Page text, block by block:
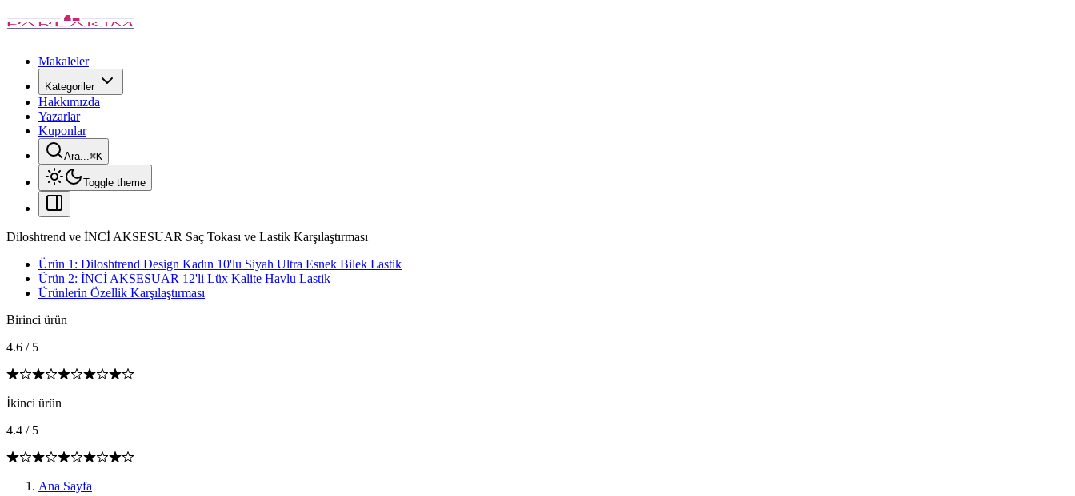
Makaleler
Kategoriler
Hakkımızda
Yazarlar
Kuponlar
Ara...⌘K
Toggle theme
Diloshtrend ve İNCİ AKSESUAR Saç Tokası ve Lastik Karşılaştırması
Ürün 1: Diloshtrend Design Kadın 10'lu Siyah Ultra Esnek Bilek Lastik
Ürün 2: İNCİ AKSESUAR 12'li Lüx Kalite Havlu Lastik
Ürünlerin Özellik Karşılaştırması
Birinci ürün
4.6 / 5
İkinci ürün
4.4 / 5
Ana Sayfa